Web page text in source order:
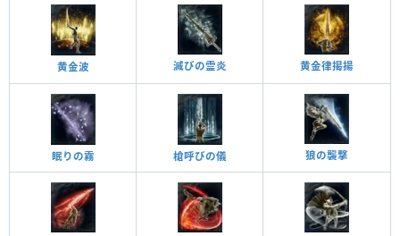
黄金波 滅びの霊炎 黄金律揭揚
眠りの霧 槍呼びの儀 狼の襲撃